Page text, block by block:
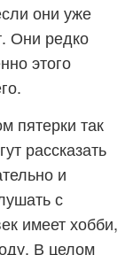
они уже
Они редко
этого
пятерки так
рассказать
и
с
имеет хобби,
В целом